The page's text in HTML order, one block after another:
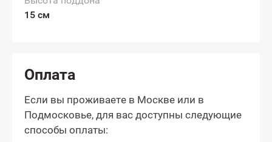
15 см
Оплата
Если вы проживаете в Москве или в
Подмосковье, для вас доступны следующие
способы оплаты: